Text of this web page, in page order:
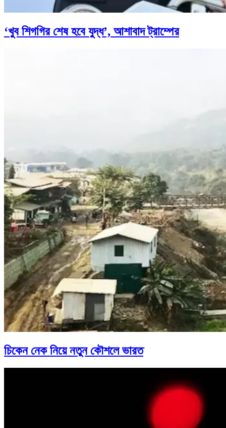
‘খুব শিগগির শেষ হবে যুদ্ধ’, আশাবাদ ট্রাম্পের
চিকেন নেক নিয়ে নতুন কৌশলে ভারত